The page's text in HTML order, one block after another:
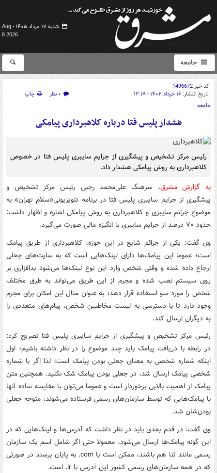
شنبه ۱۷ مرداد ۱۴۰۵ -
Aug
8 2026
جامعه
کد خبر1496672
تاریخ انتشار: ۱۶ خرداد ۱۴۰۲ - ۱۲:۱۸ ۰ نظر
چاپ
جامعه
هشدار پلیس فتا درباره کلاهبرداری پیامکی
رئیس مرکز تشخیص و پیشگیری از جرایم سایبری پلیس فتا در خصوص
کلاهبرداری به روش پیامکی هشدار داد.
به گزارش مشرق، سرهنگ علی‌محمد رجبی رئیس مرکز تشخیص و
پیشگیری از جرایم سایبری پلیس فتا در برنامه تلویزیونی«سلام تهران» به
موضوع جرائم سایبری و کلاهبرداری به روش پیامکی اشاره و اظهار داشت:
حدود ۷۰ درصد از جرایم سایبری با انگیزه‌ مالی صورت می‌گیرد.
وی گفت: یکی از جرائم شایع در این حوزه، کلاهبرداری از طریق پیامک
است؛ عموما این پیامک‌ها دارای لینک‌هایی است که به سایت‌های جعلی
ارجاع داده‌ شده و وقتی شخص وارد این نوع لینک‌ها می‌شود بدافزاری بر
روی سیستم نصب شده و مجرم از این طریق می‌تواند به طرق مختلف
شخص را مورد سو استفاده قرار دهد؛ به عنوان مثال این امکان برای مجرم
وجود دارد تا با دسترسی به لیست مخاطبین شخص، پیام‌های متعددی را
به دیگران ارسال کند.
رئیس مرکز تشخیص و پیشگیری از جرایم سایبری پلیس فتا تصریح کرد:
در رابطه با دریافت پیامک باید چند موضوع را در نظر داشته باشیم؛ اول
اینکه شماره شخصی به معنای جعلی بودن پیامک است؛ لذا اگر با شماره
شخصی پیامک ارسال شد، در جعلی بودن پیامک شک نکنید. همچنین متن
پیامک از اهمیت بالایی برخوردار است و عموما می‌توان با مقایسه‌ ساده آنها
با پیامک‌هایی که توسط سازمان‌های رسمی فرستاده می‌شوند، متوجه جعلی
بودن‌شان شد.
وی گفت: در قدم بعدی باید در نظر داشت که آدرس‌ها و لینک‌هایی که در
این گونه پیامک‌ها ارسال می‌شود، معمولا حتی اگر شامل اسم یک سازمان
رسمی مانند ثنا هم باشند، ممکن است با com. به پایان برسند در صورتی
که در همه سازمان‌های رسمی کشور این آدرس با ir. است.